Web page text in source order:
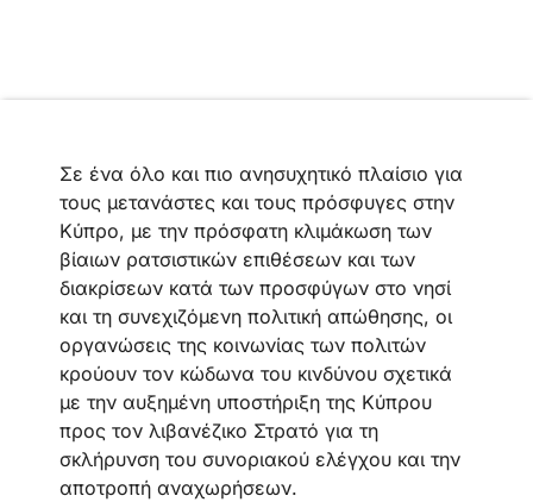
Σε ένα όλο και πιο ανησυχητικό πλαίσιο για
τους μετανάστες και τους πρόσφυγες στην
Κύπρο, με την πρόσφατη κλιμάκωση των
βίαιων ρατσιστικών επιθέσεων και των
διακρίσεων κατά των προσφύγων στο νησί
και τη συνεχιζόμενη πολιτική απώθησης, οι
οργανώσεις της κοινωνίας των πολιτών
κρούουν τον κώδωνα του κινδύνου σχετικά
με την αυξημένη υποστήριξη της Κύπρου
προς τον λιβανέζικο Στρατό για τη
σκλήρυνση του συνοριακού ελέγχου και την
αποτροπή αναχωρήσεων.